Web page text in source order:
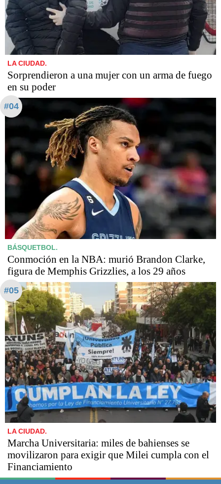
LA CIUDAD.
Sorprendieron a una mujer con un arma de fuego
en su poder
#04
BÁSQUETBOL.
Conmoción en la NBA: murió Brandon Clarke,
figura de Memphis Grizzlies, a los 29 años
#05
LA CIUDAD.
Marcha Universitaria: miles de bahienses se
movilizaron para exigir que Milei cumpla con el
Financiamiento